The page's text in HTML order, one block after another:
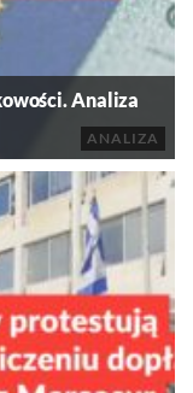
ANALIZA
Analiza